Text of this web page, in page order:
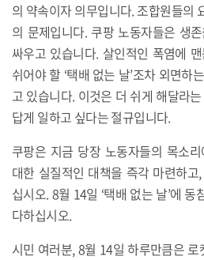
의 약속이자 의무입니다. 조합원들의
의 문제입니다. 쿠팡 노동자들은 생
싸우고 있습니다. 살인적인 폭염에
쉬어야 할 ‘택배 없는 날’조차 외면하
고 있습니다. 이것은 더 쉬게 해달라
답게 일하고 싶다는 절규입니다.
쿠팡은 지금 당장 노동자들의 목소
대한 실질적인 대책을 즉각 마련하
십시오. 8월 14일 ‘택배 없는 날’에
다하십시오.
시민 여러분, 8월 14일 하루만큼은